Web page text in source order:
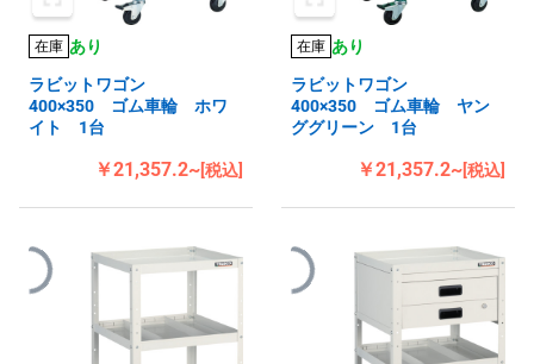
在庫 あり
ラビットワゴン
400×350 ゴム車輪 ホワ
イト 1台
￥21,357.2~[税込]
在庫 あり
ラビットワゴン
400×350 ゴム車輪 ヤン
ググリーン 1台
￥21,357.2~[税込]